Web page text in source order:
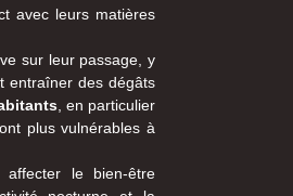
avec leurs matières
sur leur passage, y
entraîner des dégâts
, en particulier
plus vulnérables à
affecter le bien-être